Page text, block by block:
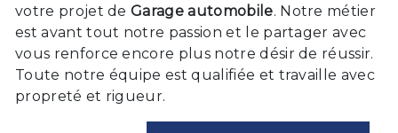
votre projet deGarage automobile. Notre métier
est avant tout notre passion et le partager avec
vous renforce encore plus notre désir de réussir.
Toute notre équipe est qualifiée et travaille avec
propreté et rigueur.